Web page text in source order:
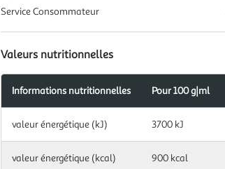
Service Consommateur
Valeurs nutritionnelles
nutritionnelles
pour
g|ml
Informations nutritionnelles Pour 100 g|ml
valeur énergétique (kJ) 3700 kJ
valeur énergétique (kcal) 900 kcal